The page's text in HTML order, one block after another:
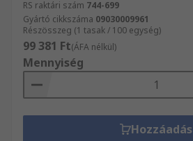
RS raktári szám 744-699
Gyártó cikkszáma 09030009961
Részösszeg (1 tasak / 100 egység)
99 381 Ft(ÁFA nélkül)
Mennyiség
Hozzáadás